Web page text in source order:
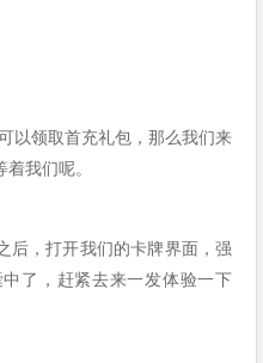
以领取首充礼包，那么我们来
我们呢。
后，打开我们的卡牌界面，强
了，赶紧去来一发体验一下